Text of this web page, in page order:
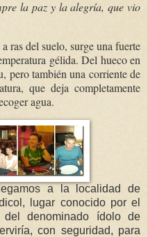
la paz y la alegría, que vio
ras del suelo, surge una fuerte
gélida. Del hueco en
pero también una corriente de
que deja completamente
agua.
a la localidad de
lugar conocido por el
denominado ídolo de
con seguridad, para